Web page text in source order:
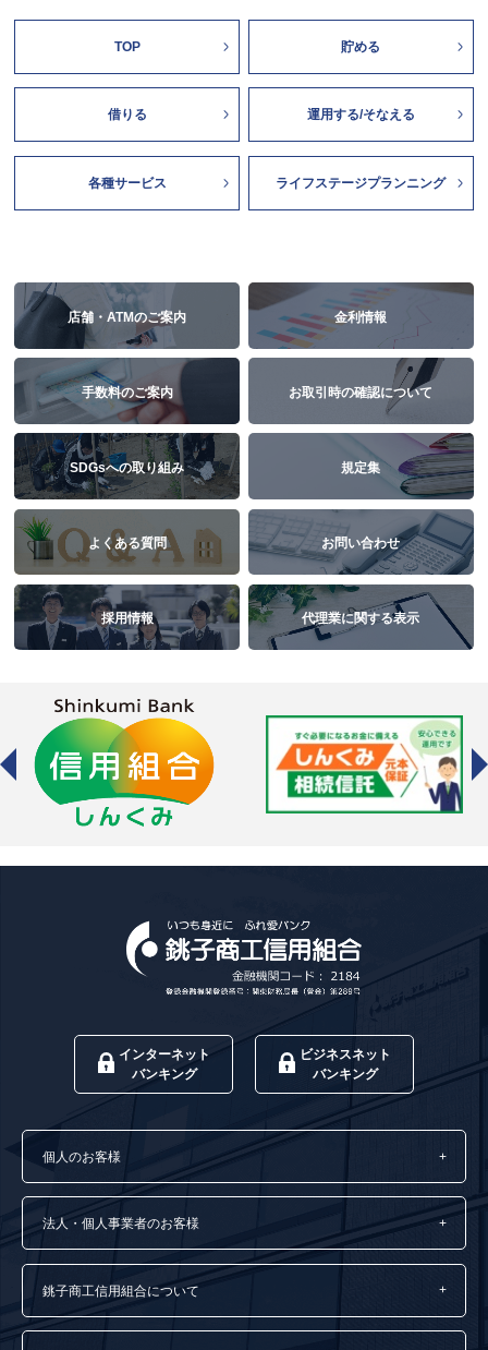
TOP 貯める
借りる 運用する/そなえる
各種サービス ライフステージプランニング
店舗・ATMのご案内 金利情報
手数料のご案内 お取引時の確認について
SDGsへの取り組み 規定集
よくある質問 お問い合わせ
採用情報 代理業に関する表示
インターネット
バンキング
ビジネスネット
バンキング
個人のお客様
法人・個人事業者のお客様
銚子商工信用組合について